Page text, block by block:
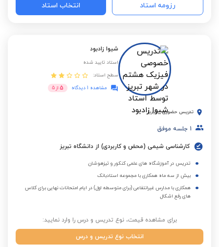
رزومه استاد انتخاب استاد
شیوا زادبود
استاد تایید شده
سطح استاد:
مشاهده 1 دیدگاه
5 از 5
تدریس حضوری - تبریز
1 جلسه موفق
کارشناسی شیمی (محض و کاربردی) از دانشگاه تبریز
تدریس در آموزشگاه های علمی کنکور و تیزهوشان
بیش از سه ماه همکاری با مجموعه استادبانک
همکاری با مدارس غیرانتفاعی (برای متوسطه اول) در ایام امتحانات نهایی برای کلاس
های رفع اشکال
برای مشاهده قیمت، نوع تدریس و درس را وارد نمایید:
انتخاب نوع تدریس و درس